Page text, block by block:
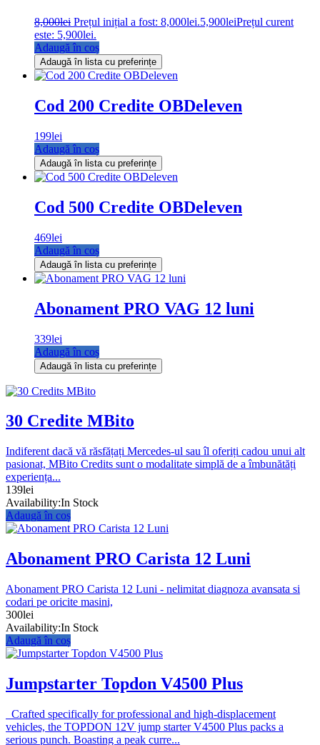
8,000lei Prețul inițial a fost: 8,000lei.5,900leiPrețul curent
este: 5,900lei.
Adaugă în coș
Adaugă în lista cu preferințe
Cod 200 Credite OBDeleven
199lei
Adaugă în coș
Adaugă în lista cu preferințe
Cod 500 Credite OBDeleven
469lei
Adaugă în coș
Adaugă în lista cu preferințe
Abonament PRO VAG 12 luni
339lei
Adaugă în coș
Adaugă în lista cu preferințe
30 Credite MBito
Indiferent dacă vă răsfățați Mercedes-ul sau îl oferiți cadou unui alt
pasionat, MBito Credits sunt o modalitate simplă de a îmbunătăți
experiența...
139lei
Availability:In Stock
Adaugă în coș
Abonament PRO Carista 12 Luni
Abonament PRO Carista 12 Luni - nelimitat diagnoza avansata si
codari pe oricite masini,
300lei
Availability:In Stock
Adaugă în coș
Jumpstarter Topdon V4500 Plus
Crafted specifically for professional and high-displacement
vehicles, the TOPDON 12V jump starter V4500 Plus packs a
serious punch. Boasting a peak curre...